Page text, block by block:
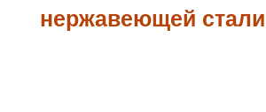
нержавеющей